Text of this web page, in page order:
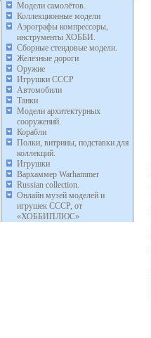
Модели самолётов.
Коллекционные модели
Аэрографы компрессоры,
инструменты ХОББИ.
Сборные стендовые модели.
Железные дороги
Оружие
Игрушки СССР
Автомобили
Танки
Модели архитектурных
сооружений.
Корабли
Полки, витрины, подставки для
коллекций.
Игрушки
Вархаммер Warhammer
Russian collection.
Онлайн музей моделей и
игрушек СССР, от
«ХОББИПЛЮС»